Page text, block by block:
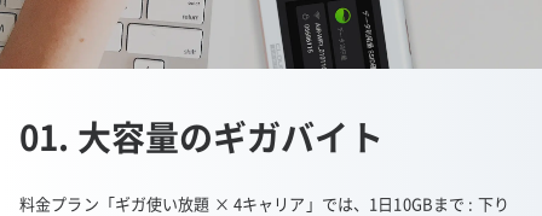
01. 大容量のギガバイト
料金プラン「ギガ使い放題 × 4キャリア」では、1日10GBまで : 下り